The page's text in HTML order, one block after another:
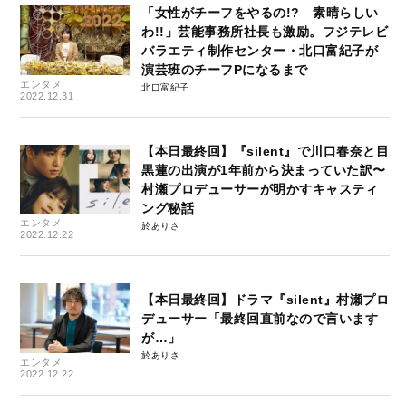
エンタメ
2022.12.31
「女性がチーフをやるの!? 素晴らしい
わ!!」芸能事務所社長も激励。フジテレビ
バラエティ制作センター・北口富紀子が
演芸班のチーフPになるまで
北口富紀子
エンタメ
2022.12.22
【本日最終回】『silent』で川口春奈と目
黒蓮の出演が1年前から決まっていた訳〜
村瀬プロデューサーが明かすキャスティ
ング秘話
於ありさ
エンタメ
2022.12.22
【本日最終回】ドラマ『silent』村瀬プロ
デューサー「最終回直前なので言います
が…」
於ありさ